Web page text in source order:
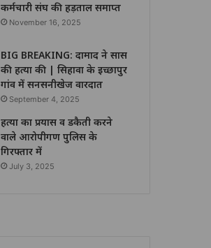
कर्मचारी संघ की हड़ताल समाप्त
November 16, 2025
BIG BREAKING: दामाद ने सास
की हत्या की | सिहावा के इच्छापुर
गांव में सनसनीखेज वारदात
September 4, 2025
हत्या का प्रयास व डकैती करने
वाले आरोपीगण पुलिस के
गिरफ्तार में
July 3, 2025